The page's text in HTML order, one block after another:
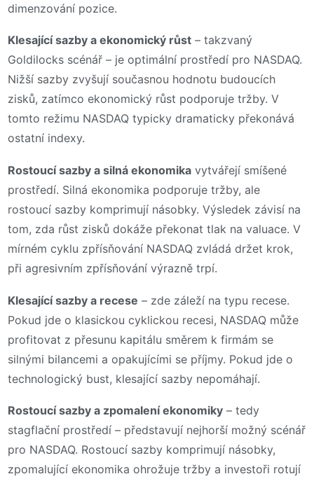
dimenzování pozice.
Klesající sazby a ekonomický růst – takzvaný
Goldilocks scénář – je optimální prostředí pro NASDAQ.
Nižší sazby zvyšují současnou hodnotu budoucích
zisků, zatímco ekonomický růst podporuje tržby. V
tomto režimu NASDAQ typicky dramaticky překonává
ostatní indexy.
Rostoucí sazby a silná ekonomika vytvářejí smíšené
prostředí. Silná ekonomika podporuje tržby, ale
rostoucí sazby komprimují násobky. Výsledek závisí na
tom, zda růst zisků dokáže překonat tlak na valuace. V
mírném cyklu zpřísňování NASDAQ zvládá držet krok,
při agresivním zpřísňování výrazně trpí.
Klesající sazby a recese – zde záleží na typu recese.
Pokud jde o klasickou cyklickou recesi, NASDAQ může
profitovat z přesunu kapitálu směrem k firmám se
silnými bilancemi a opakujícími se příjmy. Pokud jde o
technologický bust, klesající sazby nepomáhají.
Rostoucí sazby a zpomalení ekonomiky – tedy
stagflační prostředí – představují nejhorší možný scénář
pro NASDAQ. Rostoucí sazby komprimují násobky,
zpomalující ekonomika ohrožuje tržby a investoři rotují